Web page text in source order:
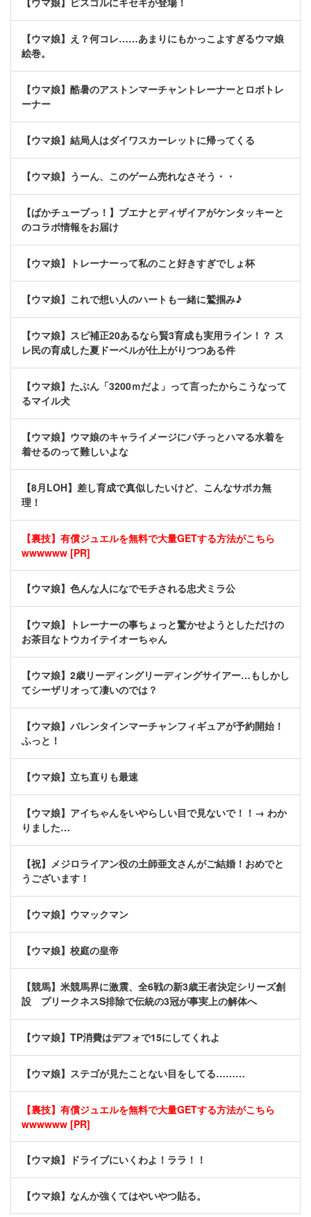
【ウマ娘】え？何コレ……あまりにもかっこよすぎるウマ娘
絵巻。
【ウマ娘】酷暑のアストンマーチャントレーナーとロボトレ
ーナー
【ウマ娘】結局人はダイワスカーレットに帰ってくる
【ウマ娘】うーん、このゲーム売れなさそう・・
【ぱかチューブっ！】ブエナとディザイアがケンタッキーと
のコラボ情報をお届け
【ウマ娘】トレーナーって私のこと好きすぎでしょ杯
【ウマ娘】これで想い人のハートも一緒に鷲掴み♪
【ウマ娘】スピ補正20あるなら賢3育成も実用ライン！？ ス
レ民の育成した夏ドーベルが仕上がりつつある件
【ウマ娘】たぶん「3200ｍだよ」って言ったからこうなって
るマイル犬
【ウマ娘】ウマ娘のキャライメージにバチっとハマる水着を
着せるのって難しいよな
【8月LOH】差し育成で真似したいけど、こんなサポカ無
理！
【裏技】有償ジュエルを無料で大量GETする方法がこちら
wwwwww [PR]
【ウマ娘】色んな人になでモチされる忠犬ミラ公
【ウマ娘】トレーナーの事ちょっと驚かせようとしただけの
お茶目なトウカイテイオーちゃん
【ウマ娘】2歳リーディングリーディングサイアー…もしかし
てシーザリオって凄いのでは？
【ウマ娘】バレンタインマーチャンフィギュアが予約開始！
ふっと！
【ウマ娘】立ち直りも最速
【ウマ娘】アイちゃんをいやらしい目で見ないで！！→ わか
りました…
【祝】メジロライアン役の土師亜文さんがご結婚！おめでと
うございます！
【ウマ娘】ウマックマン
【ウマ娘】校庭の皇帝
【競馬】米競馬界に激震、全6戦の新3歳王者決定シリーズ創
設 プリークネスS排除で伝統の3冠が事実上の解体へ
【ウマ娘】TP消費はデフォで15にしてくれよ
【ウマ娘】ステゴが見たことない目をしてる………
【裏技】有償ジュエルを無料で大量GETする方法がこちら
wwwwww [PR]
【ウマ娘】ドライブにいくわよ！ララ！！
【ウマ娘】なんか強くてはやいやつ貼る。